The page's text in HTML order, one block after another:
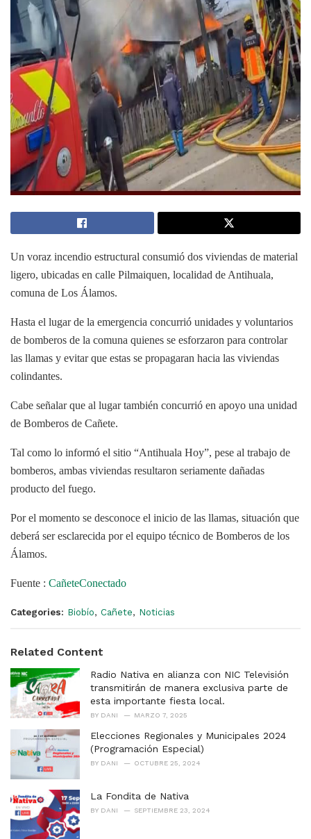
Un voraz incendio estructural consumió dos viviendas de material
ligero, ubicadas en calle Pilmaiquen, localidad de Antihuala,
comuna de Los Álamos.
Hasta el lugar de la emergencia concurrió unidades y voluntarios
de bomberos de la comuna quienes se esforzaron para controlar
las llamas y evitar que estas se propagaran hacia las viviendas
colindantes.
Cabe señalar que al lugar también concurrió en apoyo una unidad
de Bomberos de Cañete.
Tal como lo informó el sitio “Antihuala Hoy”, pese al trabajo de
bomberos, ambas viviendas resultaron seriamente dañadas
producto del fuego.
Por el momento se desconoce el inicio de las llamas, situación que
deberá ser esclarecida por el equipo técnico de Bomberos de los
Álamos.
Fuente : CañeteConectado
Categories: Biobío, Cañete, Noticias
Related Content
Radio Nativa en alianza con NIC Televisión
transmitirán de manera exclusiva parte de
esta importante fiesta local.
BY DANI MARZO 7, 2025
Elecciones Regionales y Municipales 2024
(Programación Especial)
BY DANI OCTUBRE 25, 2024
La Fondita de Nativa
BY DANI SEPTIEMBRE 23, 2024